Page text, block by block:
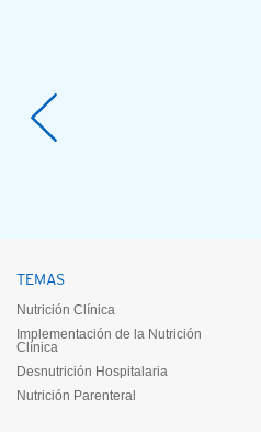
TEMAS
Nutrición Clínica
Implementación de la Nutrición
Clínica
Desnutrición Hospitalaria
Nutrición Parenteral